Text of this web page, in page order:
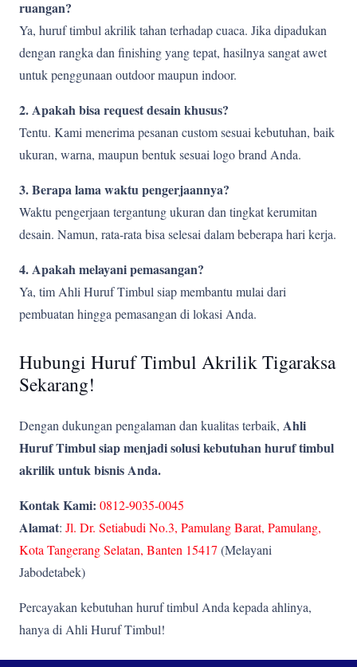
ruangan?
Ya, huruf timbul akrilik tahan terhadap cuaca. Jika dipadukan
dengan rangka dan finishing yang tepat, hasilnya sangat awet
untuk penggunaan outdoor maupun indoor.
2. Apakah bisa request desain khusus?
Tentu. Kami menerima pesanan custom sesuai kebutuhan, baik
ukuran, warna, maupun bentuk sesuai logo brand Anda.
3. Berapa lama waktu pengerjaannya?
Waktu pengerjaan tergantung ukuran dan tingkat kerumitan
desain. Namun, rata-rata bisa selesai dalam beberapa hari kerja.
4. Apakah melayani pemasangan?
Ya, tim Ahli Huruf Timbul siap membantu mulai dari
pembuatan hingga pemasangan di lokasi Anda.
Hubungi Huruf Timbul Akrilik Tigaraksa
Sekarang!
Dengan dukungan pengalaman dan kualitas terbaik, Ahli
Huruf Timbul siap menjadi solusi kebutuhan huruf timbul
akrilik untuk bisnis Anda.
Kontak Kami: 0812-9035-0045
Alamat: Jl. Dr. Setiabudi No.3, Pamulang Barat, Pamulang,
Kota Tangerang Selatan, Banten 15417 (Melayani
Jabodetabek)
Percayakan kebutuhan huruf timbul Anda kepada ahlinya,
hanya di Ahli Huruf Timbul!